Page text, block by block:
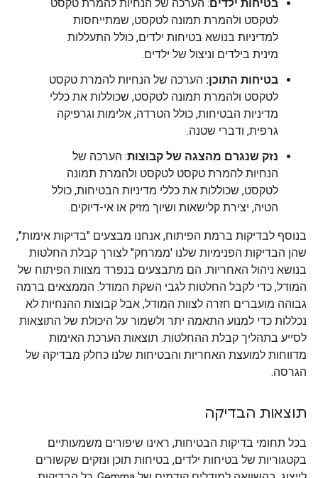
בטיחות ילדים : הערכה של הנחיות להמרת טקסט
לטקסט ולהמרת תמונה לטקסט, שמתייחסות
למדיניות בנושא בטיחות ילדים, כולל התעללות
מינית בילדים וניצול של ילדים.
בטיחות התוכן: הערכה של הנחיות להמרת טקסט
לטקסט ולהמרת תמונה לטקסט, שכוללות את כללי
מדיניות הבטיחות, כולל הטרדה, אלימות וגרפיקה
גרפית, ודברי שטנה.
נזק שנגרם מהצגה של קבוצות: הערכה של
הנחיות להמרת טקסט לטקסט ולהמרת תמונה
לטקסט, שכוללות את כללי מדיניות הבטיחות, כולל
הטיה, יצירת קלישאות ושיוך מזיק או אי-דיוקים.
בנוסף לבדיקות ברמת הפיתוח, אנחנו מבצעים "בדיקות אימות",
שהן הבדיקות הפנימיות שלנו 'ממרחק" לצורך קבלת החלטות
בנושא ניהול האחריות. הם מתבצעים בנפרד מצוות הפיתוח של
המודל, כדי לקבל החלטות לגבי השקת המודל. הממצאים ברמה
גבוהה מועברים חזרה לצוות המודל, אבל קבוצות ההנחיות לא
נכללות כדי למנוע התאמה יתר ולשמור על היכולת של התוצאות
לסייע בתהליך קבלת ההחלטות. תוצאות הערכת האימות
מדווחות למועצת האחריות והבטיחות שלנו כחלק מבדיקה של
הגרסה.
תוצאות הבדיקה
בכל תחומי בדיקות הבטיחות, ראינו שיפורים משמעותיים
בקטגוריות של בטיחות ילדים, בטיחות תוכן ונזקים שקשורים